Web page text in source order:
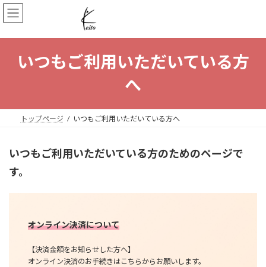
コ
ン
ン
プ
ナ
ビ
ー
動
いつもご利用いただいている方
へ
トップページ いつもご利用いただいている方へ
いつもご利用いただいている方のためのページで
す。
オンライン決済について
【決済金額をお知らせした方へ】
オンライン決済のお手続きはこちらからお願いします。